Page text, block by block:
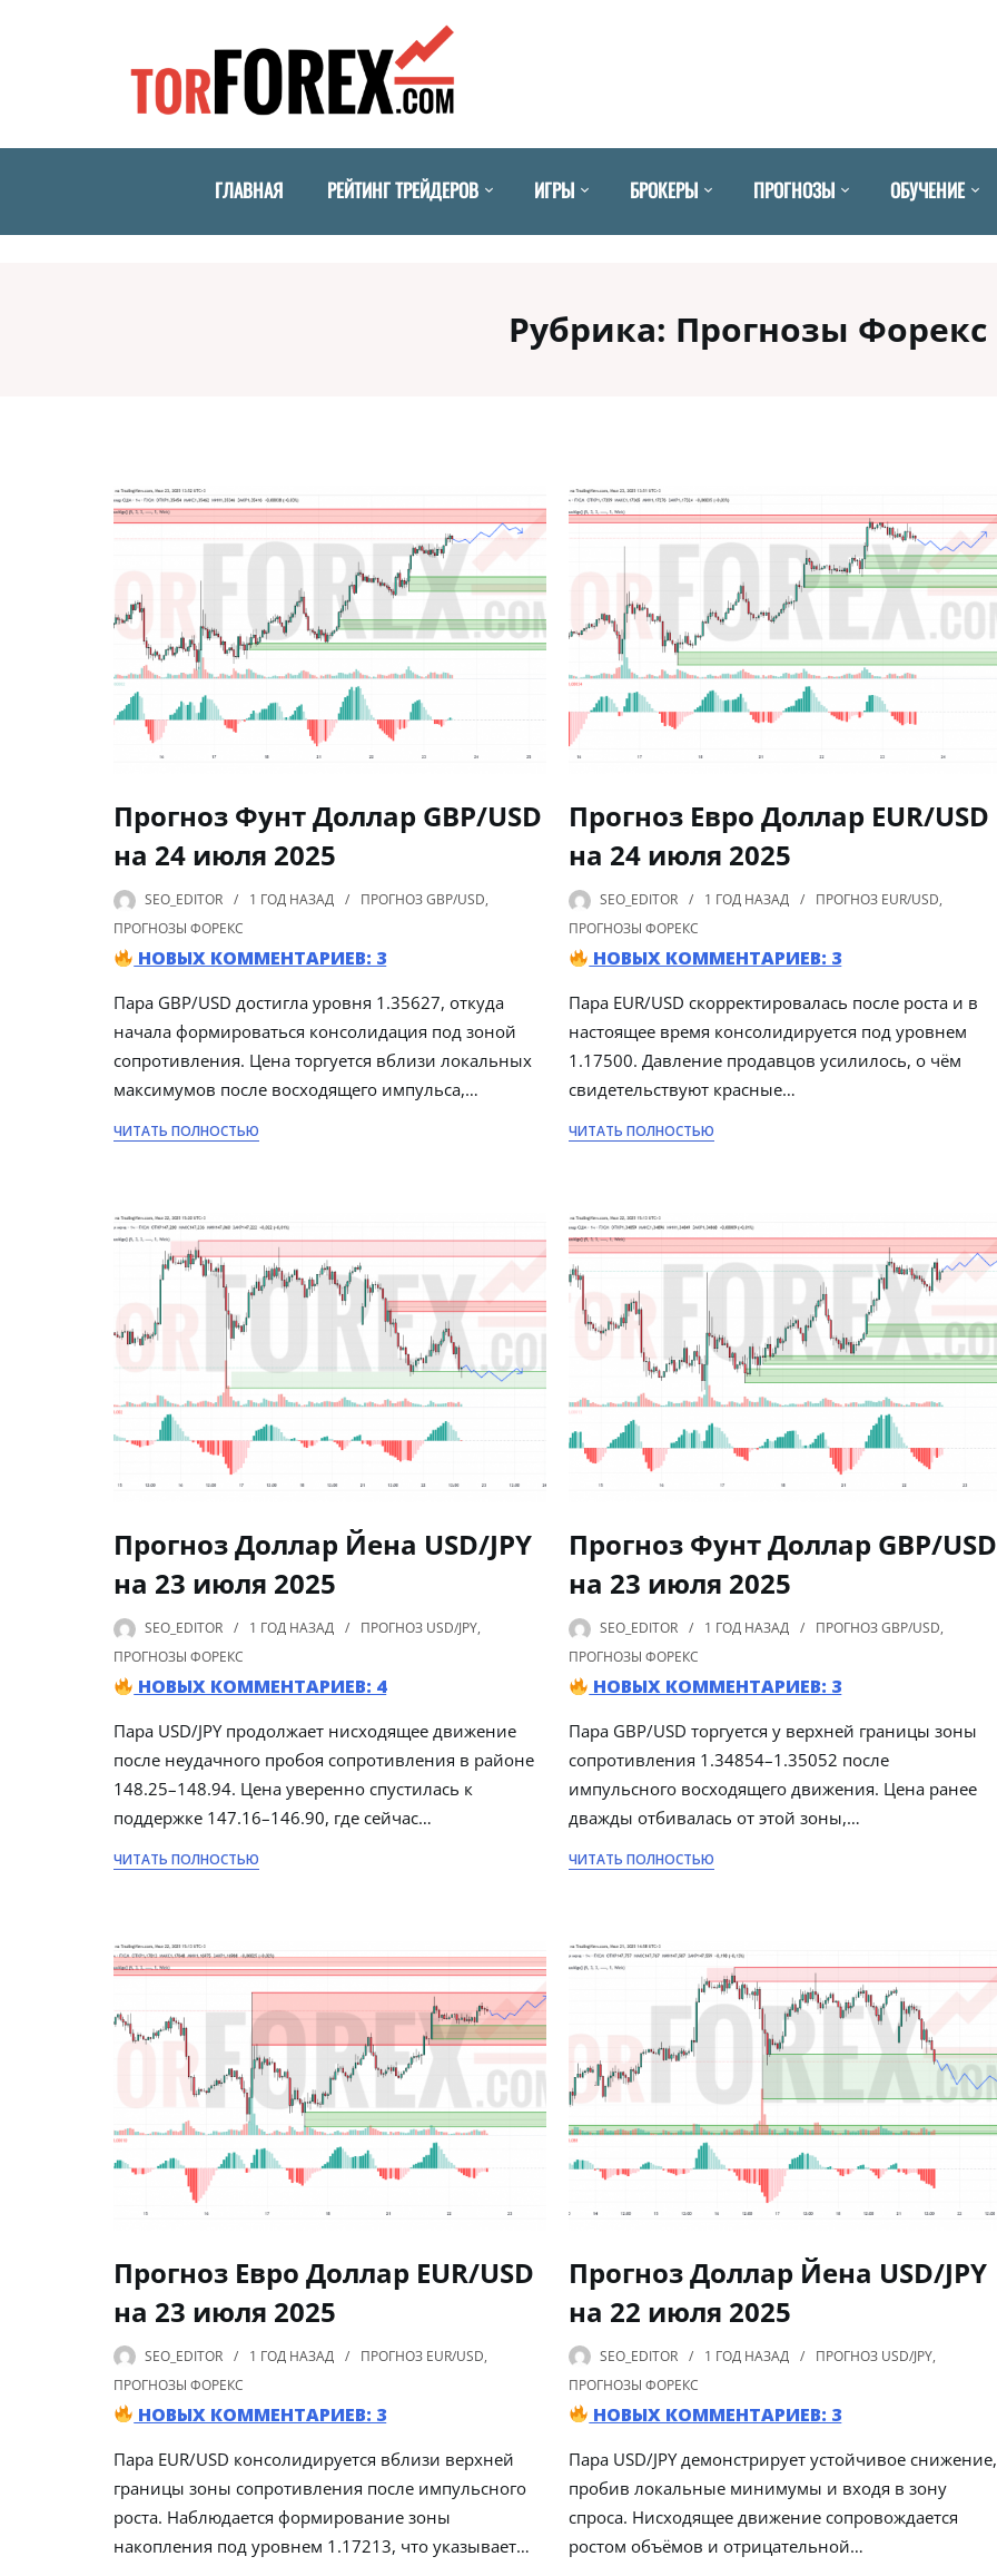
ГЛАВНАЯ РЕЙТИНГ ТРЕЙДЕРОВ ИГРЫ БРОКЕРЫ ПРОГНОЗЫ ОБУЧЕНИЕ
Рубрика: Прогнозы Форекс
Прогноз Фунт Доллар GBP/USD
на 24 июля 2025
SEO_EDITOR 1 ГОД НАЗАД ПРОГНОЗ GBP/USD,
ПРОГНОЗЫ ФОРЕКС
НОВЫХ КОММЕНТАРИЕВ: 3
Пара GBP/USD достигла уровня 1.35627, откуда
начала формироваться консолидация под зоной
сопротивления. Цена торгуется вблизи локальных
максимумов после восходящего импульса,…
ЧИТАТЬ ПОЛНОСТЬЮ
Прогноз Евро Доллар EUR/USD
на 24 июля 2025
SEO_EDITOR 1 ГОД НАЗАД ПРОГНОЗ EUR/USD,
ПРОГНОЗЫ ФОРЕКС
НОВЫХ КОММЕНТАРИЕВ: 3
Пара EUR/USD скорректировалась после роста и в
настоящее время консолидируется под уровнем
1.17500. Давление продавцов усилилось, о чём
свидетельствуют красные…
ЧИТАТЬ ПОЛНОСТЬЮ
Прогноз Доллар Йена USD/JPY
на 23 июля 2025
SEO_EDITOR 1 ГОД НАЗАД ПРОГНОЗ USD/JPY,
ПРОГНОЗЫ ФОРЕКС
НОВЫХ КОММЕНТАРИЕВ: 4
Пара USD/JPY продолжает нисходящее движение
после неудачного пробоя сопротивления в районе
148.25–148.94. Цена уверенно спустилась к
поддержке 147.16–146.90, где сейчас…
ЧИТАТЬ ПОЛНОСТЬЮ
Прогноз Фунт Доллар GBP/USD
на 23 июля 2025
SEO_EDITOR 1 ГОД НАЗАД ПРОГНОЗ GBP/USD,
ПРОГНОЗЫ ФОРЕКС
НОВЫХ КОММЕНТАРИЕВ: 3
Пара GBP/USD торгуется у верхней границы зоны
сопротивления 1.34854–1.35052 после
импульсного восходящего движения. Цена ранее
дважды отбивалась от этой зоны,…
ЧИТАТЬ ПОЛНОСТЬЮ
Прогноз Евро Доллар EUR/USD
на 23 июля 2025
SEO_EDITOR 1 ГОД НАЗАД ПРОГНОЗ EUR/USD,
ПРОГНОЗЫ ФОРЕКС
НОВЫХ КОММЕНТАРИЕВ: 3
Пара EUR/USD консолидируется вблизи верхней
границы зоны сопротивления после импульсного
роста. Наблюдается формирование зоны
накопления под уровнем 1.17213, что указывает…
Прогноз Доллар Йена USD/JPY
на 22 июля 2025
SEO_EDITOR 1 ГОД НАЗАД ПРОГНОЗ USD/JPY,
ПРОГНОЗЫ ФОРЕКС
НОВЫХ КОММЕНТАРИЕВ: 3
Пара USD/JPY демонстрирует устойчивое снижение,
пробив локальные минимумы и входя в зону
спроса. Нисходящее движение сопровождается
ростом объёмов и отрицательной…